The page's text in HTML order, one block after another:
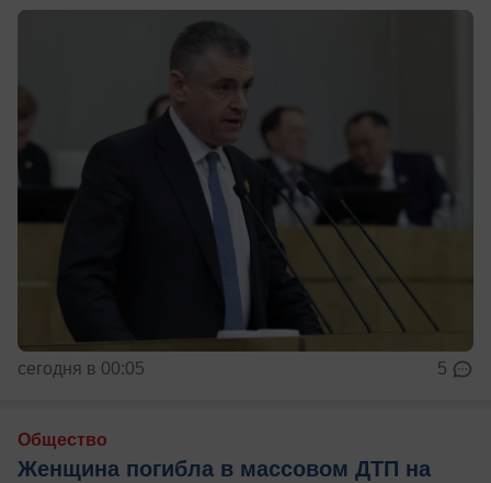
сегодня в 00:05 5
Общество
Женщина погибла в массовом ДТП на